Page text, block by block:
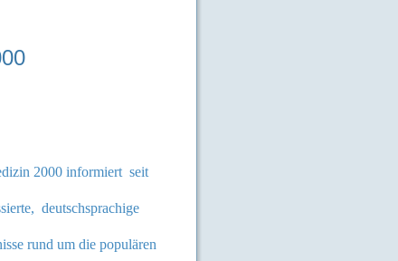
2000 informiert seit
deutschsprachige
rund um die populären